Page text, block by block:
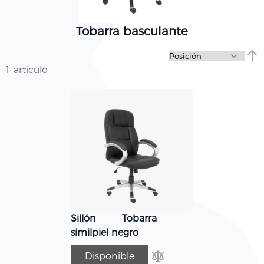
Tobarra basculante
1 artículo
Sillón Tobarra
similpiel negro
Disponible